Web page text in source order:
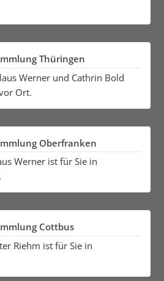
Thüringen
Werner und Cathrin Bold
Ort.
Oberfranken
Werner ist für Sie in
Cottbus
Riehm ist für Sie in